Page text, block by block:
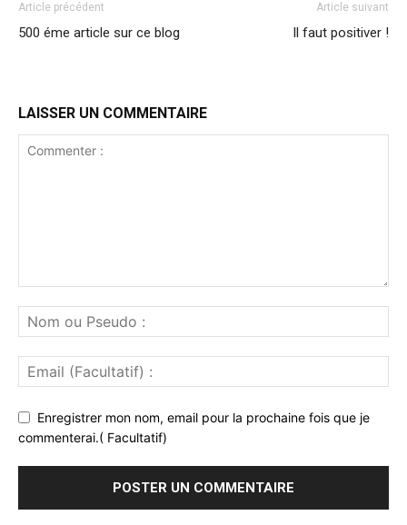
Article précédent
500 éme article sur ce blog
Article suivant
Il faut positiver !
LAISSER UN COMMENTAIRE
Enregistrer mon nom, email pour la prochaine fois que je
commenterai.( Facultatif)